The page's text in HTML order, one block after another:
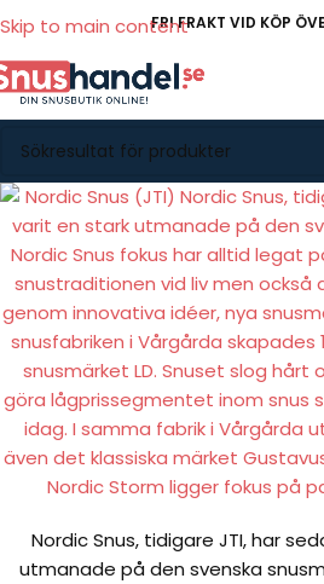
Skip to main contentFRI FRAKT VID KÖP
Nordic Snus, tidigare JTI, har
utmanade på den svenska